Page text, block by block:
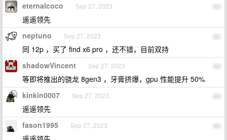
41
eternalcoco Sep 27, 2023
遥遥领先
42
neptuno Sep 27, 2023
同 12p ，买了 find x6 pro ，还不错，目前双持
43
shadowVincent Sep 27, 2023
等即将推出的骁龙 8gen3 ，牙膏挤爆，gpu 性能提升 50%
44
kinkin0007 Sep 27, 2023
遥遥领先
45
fason1995 Sep 27, 2023